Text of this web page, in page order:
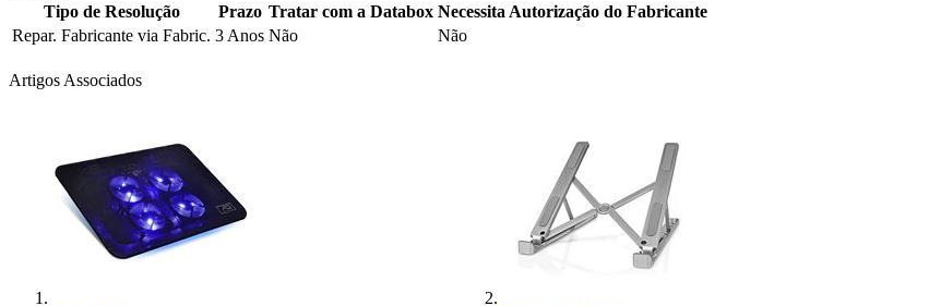
Tipo de Resolução
Prazo Tratar com a Databox Necessita Autorização do Fabricante
Repar. Fabricante via Fabric. 3 Anos Não Não
Artigos Associados